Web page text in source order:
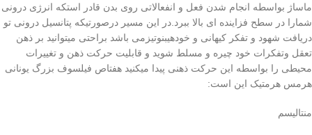
ماساژ بواسطه انجام شدن فعل و انفعالاتی روی بدن قادر استکه انرژی درونی
شمارا در سطح فزاینده ای بالا ببرد.در این مسیر درصورتیکه پتانسیل درونی تو
دریافت شهود و تفکر کیهانی و خودهیبنوتیزمی باشد براحتی میتوانید بر ذهن
تعقل وتفکرات خود چیره و مسلط شوید و قابلیت حرکت ذهن و تغییرات
محیطی را بواسطه این حرکت ذهنی پیدا میکنید هفتاص فیلسوف بزرگ یونانی
هرمس هرمتیک این است:
منتالیسم